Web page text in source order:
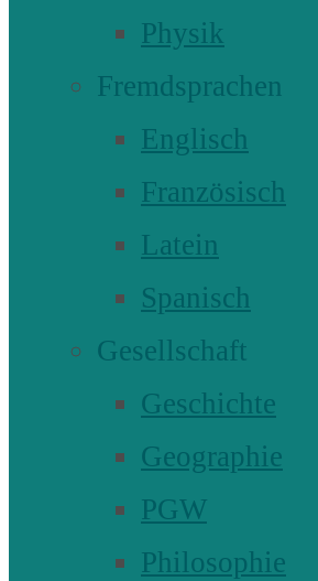
Physik
Fremdsprachen
Englisch
Französisch
Latein
Spanisch
Gesellschaft
Geschichte
Geographie
PGW
Philosophie